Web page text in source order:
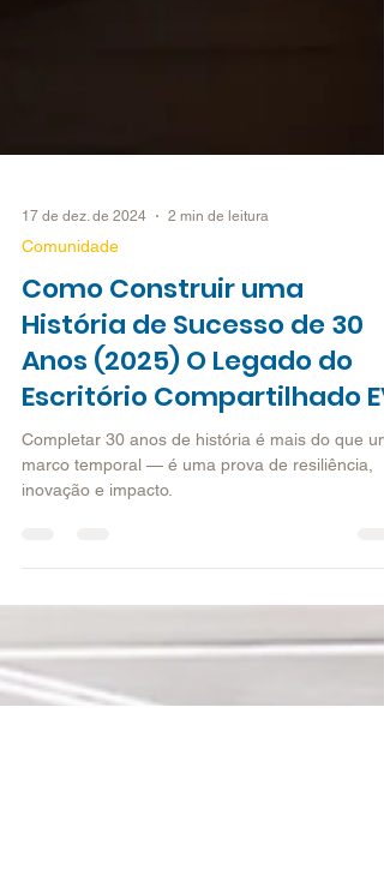
17 de dez. de 2024 2 min de leitura
Comunidade
Como Construir uma
História de Sucesso de 30
inovação e impacto.